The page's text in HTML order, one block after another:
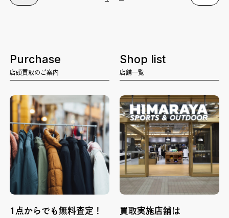
Purchase
店頭買取のご案内
1点からでも無料査定！
Shop list
店舗一覧
買取実施店舗は